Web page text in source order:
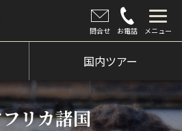
問合せ お電話 メニュー
国内ツアー
リカ諸国